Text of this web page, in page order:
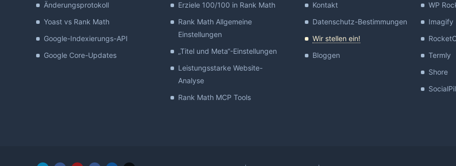
Änderungsprotokoll
Yoast vs Rank Math
Google-Indexierungs-API
Google Core-Updates
Erziele 100/100 in Rank Math
Rank Math Allgemeine
Einstellungen
„Titel und Meta“-Einstellungen
Leistungsstarke Website-
Analyse
Rank Math MCP Tools
Kontakt
Datenschutz-Bestimmungen
Wir stellen ein!
Bloggen
WP
Imagify
Termly
Shore